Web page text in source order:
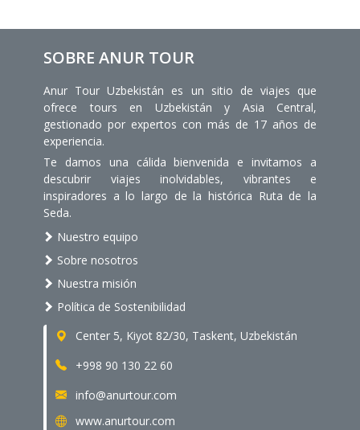
SOBRE ANUR TOUR
Anur Tour Uzbekistán es un sitio de viajes que
ofrece tours en Uzbekistán y Asia Central,
gestionado por expertos con más de 17 años de
experiencia.
Te damos una cálida bienvenida e invitamos a
descubrir viajes inolvidables, vibrantes e
inspiradores a lo largo de la histórica Ruta de la
Seda.
Nuestro equipo
Sobre nosotros
Nuestra misión
Política de Sostenibilidad
Center 5, Kiyot 82/30, Taskent, Uzbekistán
+998 90 130 22 60
info@anurtour.com
www.anurtour.com